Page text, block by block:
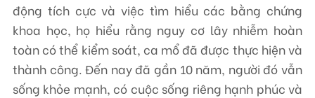
động tích cực và việc tìm hiểu các bằng chứng
khoa học, họ hiểu rằng nguy cơ lây nhiễm hoàn
toàn có thể kiểm soát, ca mổ đã được thực hiện và
thành công. Đến nay đã gần 10 năm, người đó vẫn
sống khỏe mạnh, có cuộc sống riêng hạnh phúc và